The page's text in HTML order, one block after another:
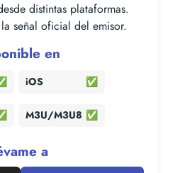
distintas plataformas.
señal oficial del emisor.
en
iOS ✅
M3U/M3U8 ✅
a